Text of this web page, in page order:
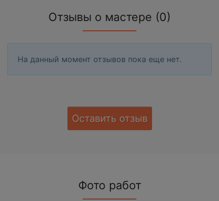
Отзывы о мастере (0)
На данный момент отзывов пока еще нет.
Оставить отзыв
Фото работ